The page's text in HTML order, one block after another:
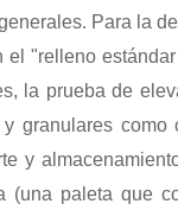
Para la
"relleno
la prueba de
y
(una paleta que